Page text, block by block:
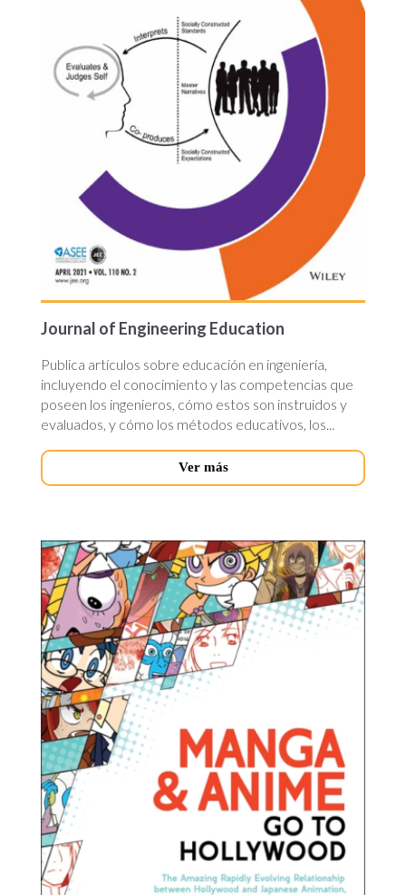
Journal of Engineering Education
Publica artículos sobre educación en ingeniería,
incluyendo el conocimiento y las competencias que
poseen los ingenieros, cómo estos son instruidos y
evaluados, y cómo los métodos educativos, los...
Ver más
manga-
anime.jpg